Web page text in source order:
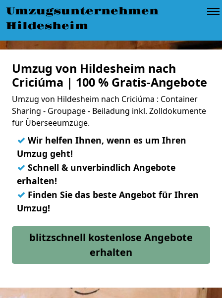
Umzugsunternehmen
Hildesheim
Umzug von Hildesheim nach
Criciúma | 100 % Gratis-Angebote
Umzug von Hildesheim nach Criciúma : Container
Sharing - Groupage - Beiladung inkl. Zolldokumente
für Überseeumzüge.
✓ Wir helfen Ihnen, wenn es um Ihren
Umzug geht!
✓ Schnell & unverbindlich Angebote
erhalten!
✓ Finden Sie das beste Angebot für Ihren
Umzug!
blitzschnell kostenlose Angebote
erhalten